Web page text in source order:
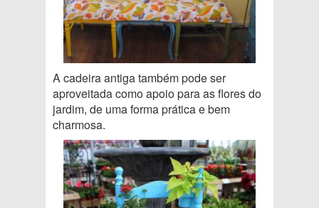
A cadeira antiga também pode ser
aproveitada como apoio para as flores do
jardim, de uma forma prática e bem
charmosa.